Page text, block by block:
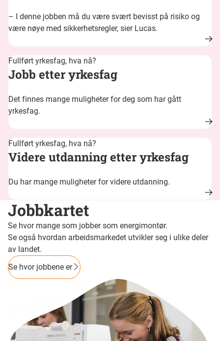
– I denne jobben må du være svært bevisst på risiko og
være nøye med sikkerhetsregler, sier Lucas.
Fullført yrkesfag, hva nå?
Jobb etter yrkesfag
Det finnes mange muligheter for deg som har gått
yrkesfag.
Fullført yrkesfag, hva nå?
Videre utdanning etter yrkesfag
Du har mange muligheter for videre utdanning.
Jobbkartet
Se hvor mange som jobber som energimontør.
Se også hvordan arbeidsmarkedet utvikler seg i ulike deler
av landet.
Se hvor jobbene er